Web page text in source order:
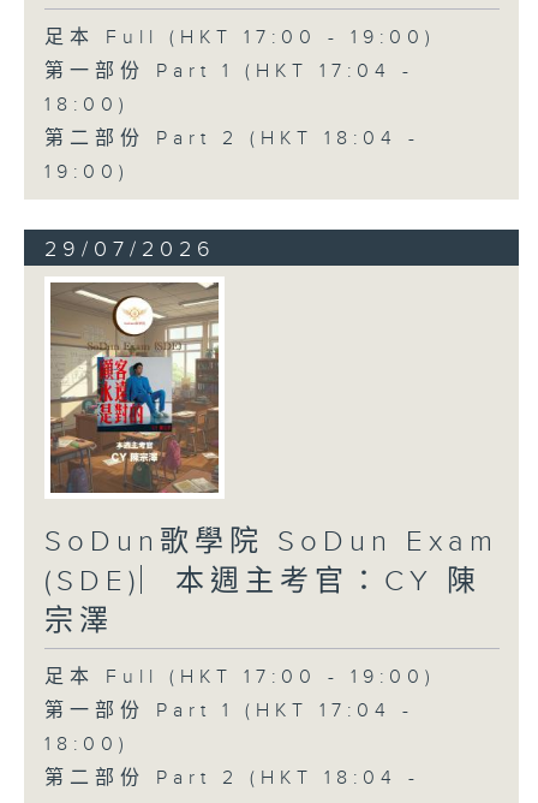
足本 Full (HKT 17:00 - 19:00)
第一部份 Part 1 (HKT 17:04 -
18:00)
第二部份 Part 2 (HKT 18:04 -
19:00)
29/07/2026
SoDun歌學院 SoDun Exam
(SDE)︳本週主考官：CY 陳
宗澤
足本 Full (HKT 17:00 - 19:00)
第一部份 Part 1 (HKT 17:04 -
18:00)
第二部份 Part 2 (HKT 18:04 -